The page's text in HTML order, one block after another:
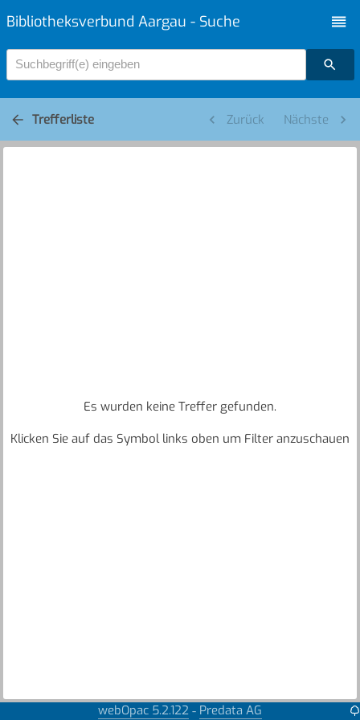
Bibliotheksverbund Aargau - Suche
Suchbegriff(e) eingeben
Trefferliste Zurück Nächste
Es wurden keine Treffer gefunden.
Klicken Sie auf das Symbol links oben um Filter anzuschauen
webOpac 5.2.122 - Predata AG